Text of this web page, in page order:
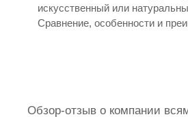
искусственный или
Сравнение, особенности и
Обзор-отзыв о компании